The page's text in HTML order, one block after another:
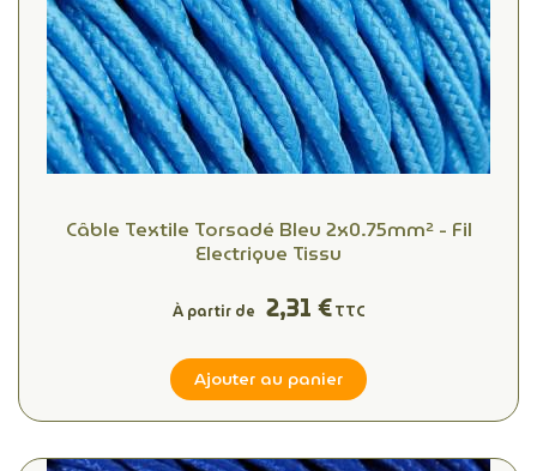
Câble Textile Torsadé Bleu 2x0.75mm² - Fil
Electrique Tissu
À partir de 2,31 €TTC
Ajouter au panier